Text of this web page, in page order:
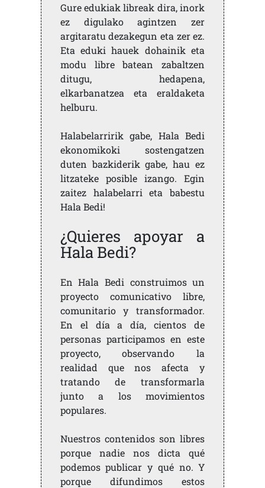
Gure edukiak libreak dira, inork
ez digulako agintzen zer
argitaratu dezakegun eta zer ez.
Eta eduki hauek dohainik eta
modu libre batean zabaltzen
ditugu, hedapena,
elkarbanatzea eta eraldaketa
helburu.
Halabelarririk gabe, Hala Bedi
ekonomikoki sostengatzen
duten bazkiderik gabe, hau ez
litzateke posible izango. Egin
zaitez halabelarri eta babestu
Hala Bedi!
¿Quieres apoyar a
Hala Bedi?
En Hala Bedi construimos un
proyecto comunicativo libre,
comunitario y transformador.
En el día a día, cientos de
personas participamos en este
proyecto, observando la
realidad que nos afecta y
tratando de transformarla
junto a los movimientos
populares.
Nuestros contenidos son libres
porque nadie nos dicta qué
podemos publicar y qué no. Y
porque difundimos estos